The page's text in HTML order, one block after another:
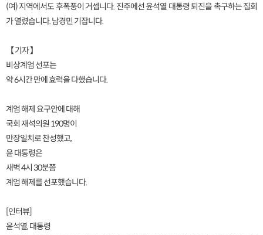
(여) 지역에서도 후폭풍이 거셉니다. 진주에선 윤석열 대통령 퇴진을 촉구하는 집회
가 열렸습니다. 남경민 기잡니다.
【 기자 】
비상계엄 선포는
약 6시간 만에 효력을 다했습니다.
계엄 해제 요구안에 대해
국회 재석의원 190명이
만장일치로 찬성했고,
윤 대통령은
새벽 4시 30분쯤
계엄 해제를 선포했습니다.
[인터뷰]
윤석열, 대통령